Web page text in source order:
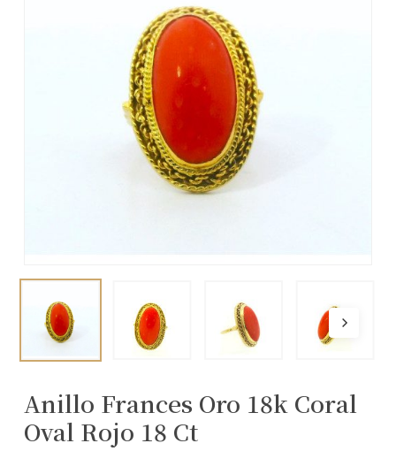
Anillo Frances Oro 18k Coral
Oval Rojo 18 Ct